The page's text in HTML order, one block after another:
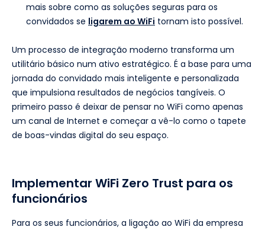
mais sobre como as soluções seguras para os
convidados se ligarem ao WiFi tornam isto possível.
Um processo de integração moderno transforma um
utilitário básico num ativo estratégico. É a base para uma
jornada do convidado mais inteligente e personalizada
que impulsiona resultados de negócios tangíveis. O
primeiro passo é deixar de pensar no WiFi como apenas
um canal de Internet e começar a vê-lo como o tapete
de boas-vindas digital do seu espaço.
Implementar WiFi Zero Trust para os
funcionários
Para os seus funcionários, a ligação ao WiFi da empresa